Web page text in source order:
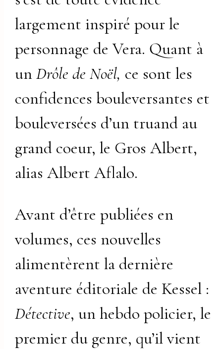
largement inspiré pour le
personnage de Vera. Quant à
unDrôle de Noël, ce sont les
confidences bouleversantes et
bouleversées d’un truand au
grand coeur, le Gros Albert,
alias Albert Aflalo.
Avant d’être publiées en
volumes, ces nouvelles
alimentèrent la dernière
aventure éditoriale de Kessel :
Détective, un hebdo policier, le
premier du genre, qu’il vient